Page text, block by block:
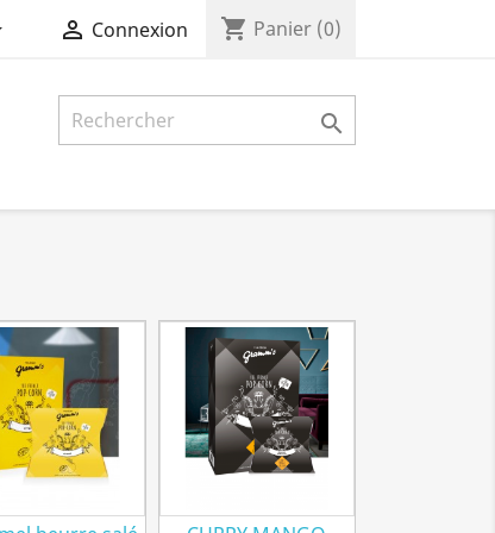
 Connexion shopping_cart Panier (0)
